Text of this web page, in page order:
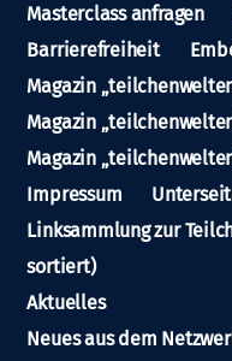
Masterclass anfragen
Barrierefreiheit
Magazin
Magazin
Magazin
Impressum
Linksammlung zur
sortiert)
Aktuelles
Neues aus dem